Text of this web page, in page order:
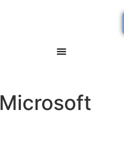
Microsoft